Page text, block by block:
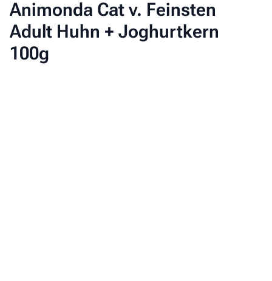
Animonda Cat v. Feinsten
Adult Huhn + Joghurtkern
100g